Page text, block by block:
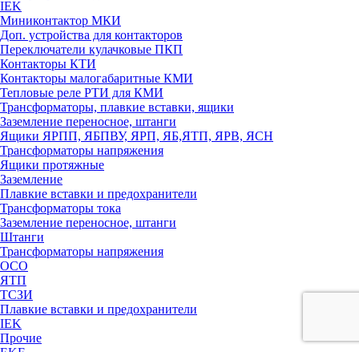
IEK
Миниконтактор МКИ
Доп. устройства для контакторов
Переключатели кулачковые ПКП
Контакторы КТИ
Контакторы малогабаритные КМИ
Тепловые реле РTИ для КМИ
Трансформаторы, плавкие вставки, ящики
Заземление переносное, штанги
Ящики ЯРПП, ЯБПВУ, ЯРП, ЯБ,ЯТП, ЯРВ, ЯСН
Трансформаторы напряжения
Ящики протяжные
Заземление
Плавкие вставки и предохранители
Трансформаторы тока
Заземление переносное, штанги
Штанги
Трансформаторы напряжения
ОСО
ЯТП
ТСЗИ
Плавкие вставки и предохранители
IEK
Прочие